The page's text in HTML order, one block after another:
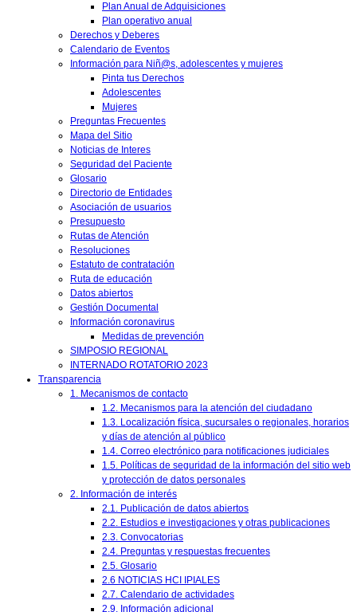
Plan Anual de Adquisiciones
Plan operativo anual
Derechos y Deberes
Calendario de Eventos
Información para Niñ@s, adolescentes y mujeres
Pinta tus Derechos
Adolescentes
Mujeres
Preguntas Frecuentes
Mapa del Sitio
Noticias de Interes
Seguridad del Paciente
Glosario
Directorio de Entidades
Asociación de usuarios
Presupuesto
Rutas de Atención
Resoluciones
Estatuto de contratación
Ruta de educación
Datos abiertos
Gestión Documental
Información coronavirus
Medidas de prevención
SIMPOSIO REGIONAL
INTERNADO ROTATORIO 2023
Transparencia
1. Mecanismos de contacto
1.2. Mecanismos para la atención del ciudadano
1.3. Localización física, sucursales o regionales, horarios
y días de atención al público
1.4. Correo electrónico para notificaciones judiciales
1.5. Políticas de seguridad de la información del sitio web
y protección de datos personales
2. Información de interés
2.1. Publicación de datos abiertos
2.2. Estudios e investigaciones y otras publicaciones
2.3. Convocatorias
2.4. Preguntas y respuestas frecuentes
2.5. Glosario
2.6 NOTICIAS HCI IPIALES
2.7. Calendario de actividades
2.9. Información adicional